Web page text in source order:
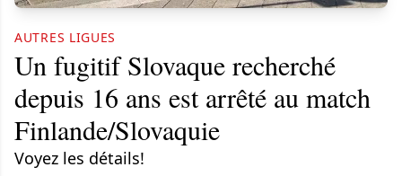
AUTRES LIGUES
Un fugitif Slovaque recherché
depuis 16 ans est arrêté au match
Finlande/Slovaquie
Voyez les détails!